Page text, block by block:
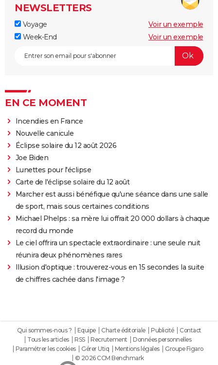
NEWSLETTERS
Voyage
Voir un exemple
Week-End
Voir un exemple
EN CE MOMENT
Incendies en France
Nouvelle canicule
Éclipse solaire du 12 août 2026
Joe Biden
Lunettes pour l'éclipse
Carte de l'éclipse solaire du 12 août
Marcher est aussi bénéfique qu'une séance dans une salle
de sport, mais sous certaines conditions
Michael Phelps : sa mère lui offrait 20 000 dollars à chaque
record du monde
Le ciel offrira un spectacle extraordinaire : une seule nuit
réunira deux phénomènes rares
Illusion d'optique : trouverez-vous en 15 secondes la suite
de chiffres cachée dans l'image ?
Qui sommes-nous ? Equipe Charte éditoriale Publicité
Contact
Tous les articles
RSS Recrutement
Données personnelles
Paramétrer les cookies
Gérer Utiq Mentions légales
Groupe Figaro
© 2026 CCM Benchmark